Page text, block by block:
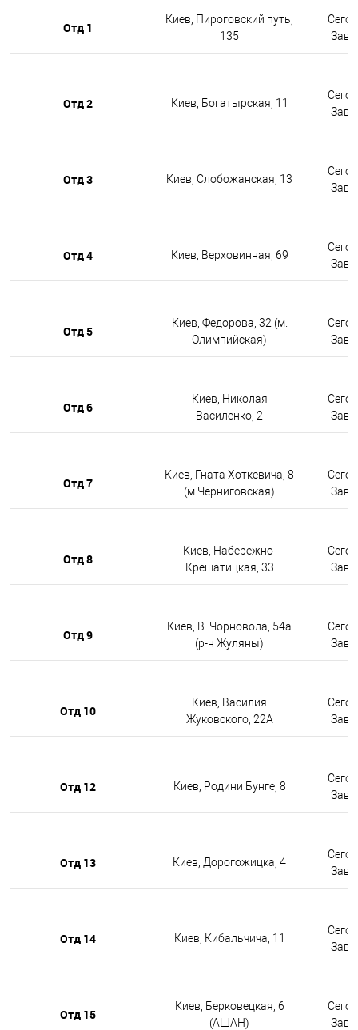
Отд 1
Киев, Пироговский путь,
135
Отд 2 Киев, Богатырская, 11
Отд 3 Киев, Слобожанская, 13
Отд 4 Киев, Верховинная, 69
Отд 5
Киев, Федорова, 32 (м.
Олимпийская)
Отд 6
Киев, Николая
Василенко, 2
Отд 7
Киев, Гната Хоткевича, 8
(м.Черниговская)
Отд 8
Киев, Набережно-
Крещатицкая, 33
Отд 9
Киев, В. Чорновола, 54а
(р-н Жуляны)
Отд 10
Киев, Василия
Жуковского, 22А
Отд 12 Киев, Родини Бунге, 8
Отд 13 Киев, Дорогожицка, 4
Отд 14 Киев, Кибальчича, 11
Отд 15
Киев, Берковецкая, 6
(АШАН)